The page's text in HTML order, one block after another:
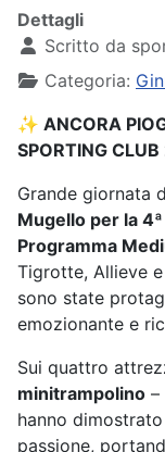
Dettagli
Scritto da
Categoria:
✨ ANCORA
SPORTING
Grande giornata
Mugello per la
Programma
Tigrotte, Allieve
sono state
emozionante e
Sui quattro
minitrampolino –
hanno
passione,